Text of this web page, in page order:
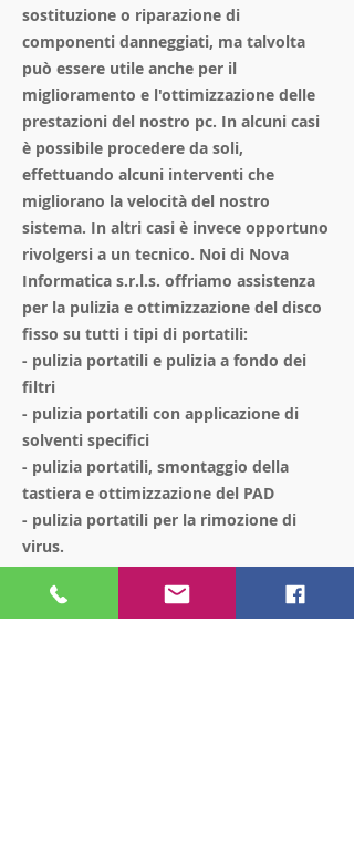
sostituzione o riparazione di
componenti danneggiati, ma talvolta
può essere utile anche per il
miglioramento e l'ottimizzazione delle
prestazioni del nostro pc. In alcuni casi
è possibile procedere da soli,
effettuando alcuni interventi che
migliorano la velocità del nostro
sistema. In altri casi è invece opportuno
rivolgersi a un tecnico. Noi di Nova
Informatica s.r.l.s. offriamo assistenza
per la pulizia e ottimizzazione del disco
fisso su tutti i tipi di portatili:
- pulizia portatili e pulizia a fondo dei
filtri
- pulizia portatili con applicazione di
solventi specifici
- pulizia portatili, smontaggio della
tastiera e ottimizzazione del PAD
- pulizia portatili per la rimozione di
virus.
Richiedi un preventivo